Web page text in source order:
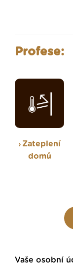
Profese:
Zateplení
domů
Vaše osobní